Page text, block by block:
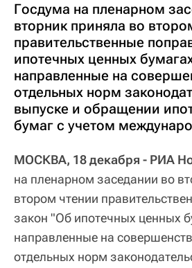
Госдума на пленарном
вторник приняла во
правительственные
ипотечных ценных
направленные на
отдельных норм
выпуске и обращении
бумаг с учетом
МОСКВА, 18 декабря - РИА
на пленарном заседании во
втором чтении
закон "Об ипотечных ценных
направленные на
отдельных норм